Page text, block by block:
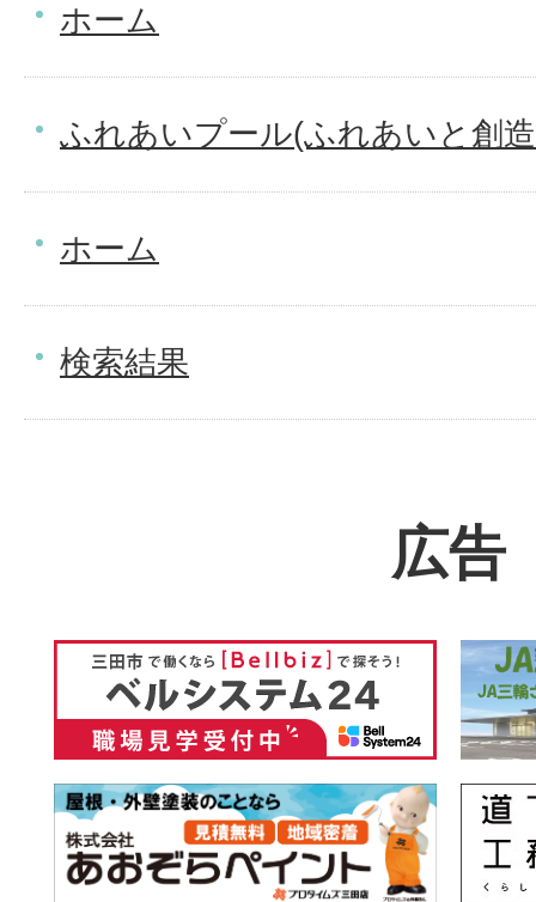
ホーム
ふれあいプール(ふれあいと創
ホーム
検索結果
広告